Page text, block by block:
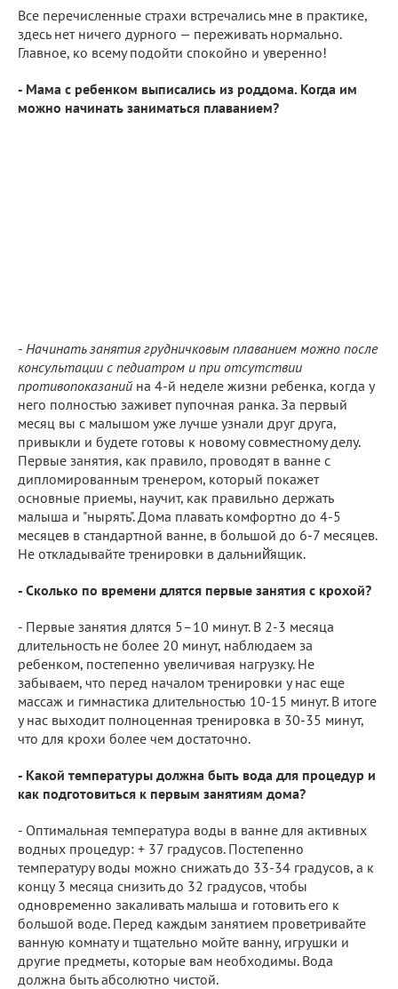
Все перечисленные страхи встречались мне в практике,
здесь нет ничего дурного — переживать нормально.
Главное, ко всему подойти спокойно и уверенно!
- Мама с ребенком выписались из роддома. Когда им
можно начинать заниматься плаванием?
- Начинать занятия грудничковым плаванием можно после
консультации с педиатром и при отсутствии
противопоказаний на 4-й неделе жизни ребенка, когда у
него полностью заживет пупочная ранка. За первый
месяц вы с малышом уже лучше узнали друг друга,
привыкли и будете готовы к новому совместному делу.
Первые занятия, как правило, проводят в ванне с
дипломированным тренером, который покажет
основные приемы, научит, как правильно держать
малыша и "нырять". Дома плавать комфортно до 4-5
месяцев в стандартной ванне, в большой до 6-7 месяцев.
Не откладывайте тренировки в дальний̆ящик.
- Сколько по времени длятся первые занятия с крохой?
- Первые занятия длятся 5–10 минут. В 2-3 месяца
длительность не более 20 минут, наблюдаем за
ребенком, постепенно увеличивая нагрузку. Не
забываем, что перед началом тренировки у нас еще
массаж и гимнастика длительностью 10-15 минут. В итоге
у нас выходит полноценная тренировка в 30-35 минут,
что для крохи более чем достаточно.
- Какой температуры должна быть вода для процедур и
как подготовиться к первым занятиям дома?
- Оптимальная температура воды в ванне для активных
водных процедур: + 37 градусов. Постепенно
температуру воды можно снижать до 33-34 градусов, а к
концу 3 месяца снизить до 32 градусов, чтобы
одновременно закаливать малыша и готовить его к
большой воде. Перед каждым занятием проветривайте
ванную комнату и тщательно мойте ванну, игрушки и
другие предметы, которые вам необходимы. Вода
должна быть абсолютно чистой.